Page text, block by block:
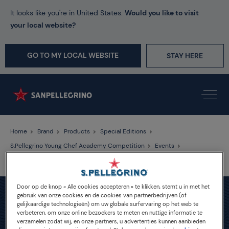
It looks like you're in United States. Would you like to visit
your local website?
GO TO MY LOCAL WEBSITE STAY HERE
Home Brand Products
Special Editions
S.Pellegrino Young Chef Academy Competition
Events
Door op de knop « Alle cookies accepteren » te klikken, stemt u in met het
gebruik van onze cookies en de cookies van partnerbedrijven (of
gelijkaardige technologieën) om uw globale surfervaring op het web te
verbeteren, om onze online bezoekers te meten en nuttige informatie te
verzamelen zodat wij, en onze partners, u advertenties kunnen aanbieden